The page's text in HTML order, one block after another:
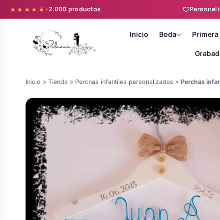
★★★★★+2.000 productos
Inicio Boda
novia y zapatillas
personalizadas
de boda
Árboles de Huellas para Primera
Comunión
Batas de comunión personalizadas
para niña
Inicio » Tienda » Perchas infantiles personalizadas » Perchas